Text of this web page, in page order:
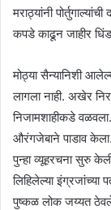
मराठ्यांनी
कपडे काढून जाहीर
मोठ्या सैन्यानिशी
लागला नाही. अखेर
निजामशाहीकडे
औरंगजेबाने पाडाव
पुन्हा व्यूहरचना सुरु
लिहिलेल्या
पुष्कळ लोक जय्यत